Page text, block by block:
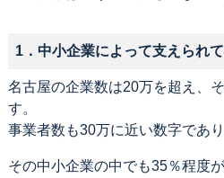
1．中小企業によって支えられ
名古屋の企業数は20万を超え、
す。
事業者数も30万に近い数字であ
その中小企業の中でも35％程度